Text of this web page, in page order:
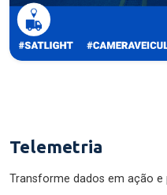
Telemetria
Transforme dados em ação